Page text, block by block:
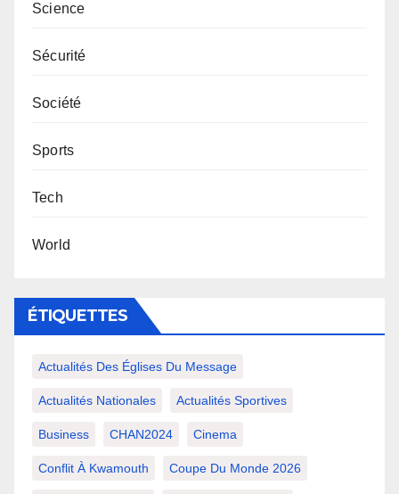
Science
Sécurité
Société
Sports
Tech
World
ÉTIQUETTES
Actualités Des Églises Du Message
Actualités Nationales Actualités Sportives
Business CHAN2024 Cinema
Conflit À Kwamouth Coupe Du Monde 2026